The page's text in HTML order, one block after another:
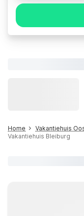
Home Vakantiehuis
Vakantiehuis Bleiburg